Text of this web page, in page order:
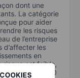
dont une
La catégorie
pour aider
les risques
de l’entreprise
d’affecter les
en
risque est faible,
risque et 100